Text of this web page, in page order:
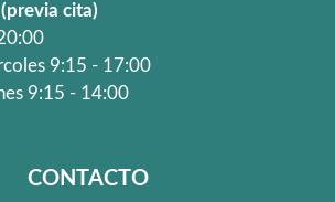
cita)
9:15 - 17:00
9:15 - 14:00
CONTACTO